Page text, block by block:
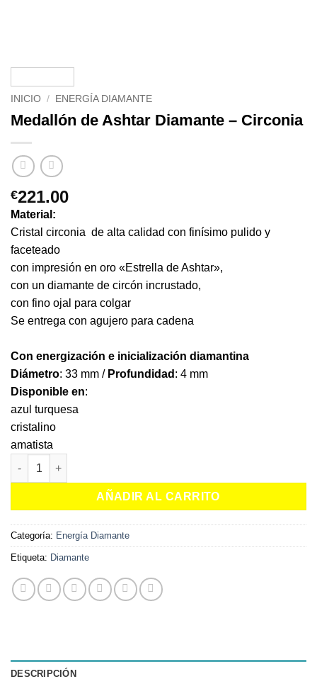
INICIO / ENERGÍA DIAMANTE
Medallón de Ashtar Diamante – Circonia
€221.00
Material:
Cristal circonia de alta calidad con finísimo pulido y
faceteado
con impresión en oro «Estrella de Ashtar»,
con un diamante de circón incrustado,
con fino ojal para colgar
Se entrega con agujero para cadena
Con energización e inicialización diamantina
Diámetro: 33 mm / Profundidad : 4 mm
Disponible en:
azul turquesa
cristalino
amatista
Medallón de Ashtar Diamante – Circonia cantidad
AÑADIR AL CARRITO
Categoría: Energía Diamante
Etiqueta: Diamante
DESCRIPCIÓN